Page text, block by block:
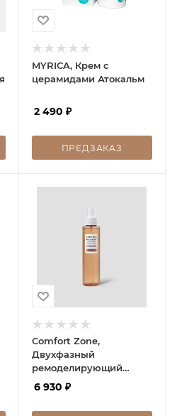
MYRICA, Крем с
церамидами Атокальм
2 490 ₽
ПРЕДЗАКАЗ
Comfort Zone,
Двухфазный
ремоделирующий
спрей для ног с
6 930 ₽